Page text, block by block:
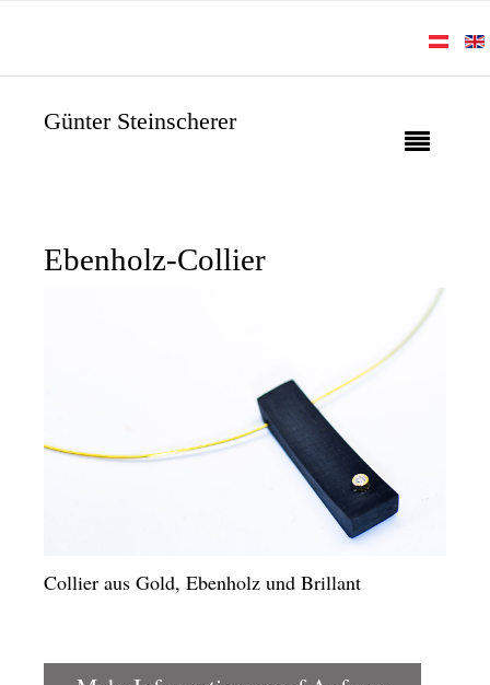
Günter Steinscherer
Ebenholz-Collier
Collier aus Gold, Ebenholz und Brillant